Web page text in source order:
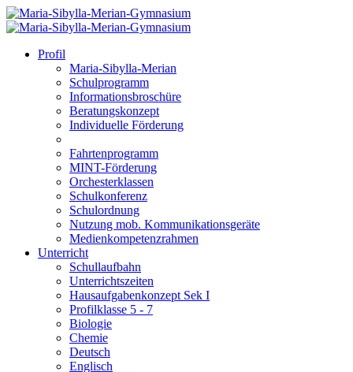
Profil
Maria-Sibylla-Merian
Schulprogramm
Informationsbroschüre
Beratungskonzept
Individuelle Förderung
Fahrtenprogramm
MINT-Förderung
Orchesterklassen
Schulkonferenz
Schulordnung
Nutzung mob. Kommunikationsgeräte
Medienkompetenzrahmen
Unterricht
Schullaufbahn
Unterrichtszeiten
Hausaufgabenkonzept Sek I
Profilklasse 5 - 7
Biologie
Chemie
Deutsch
Englisch